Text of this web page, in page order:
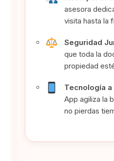
asesora
visita hasta la
Seguridad
que toda la
propiedad
Tecnología a
App agiliza la
no pierdas